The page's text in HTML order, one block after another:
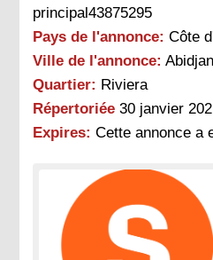
principal43875295
Pays de l'annonce: Côte
Ville de l'annonce: Abidjan
Quartier: Riviera
Répertoriée 30 janvier
Expires: Cette annonce a